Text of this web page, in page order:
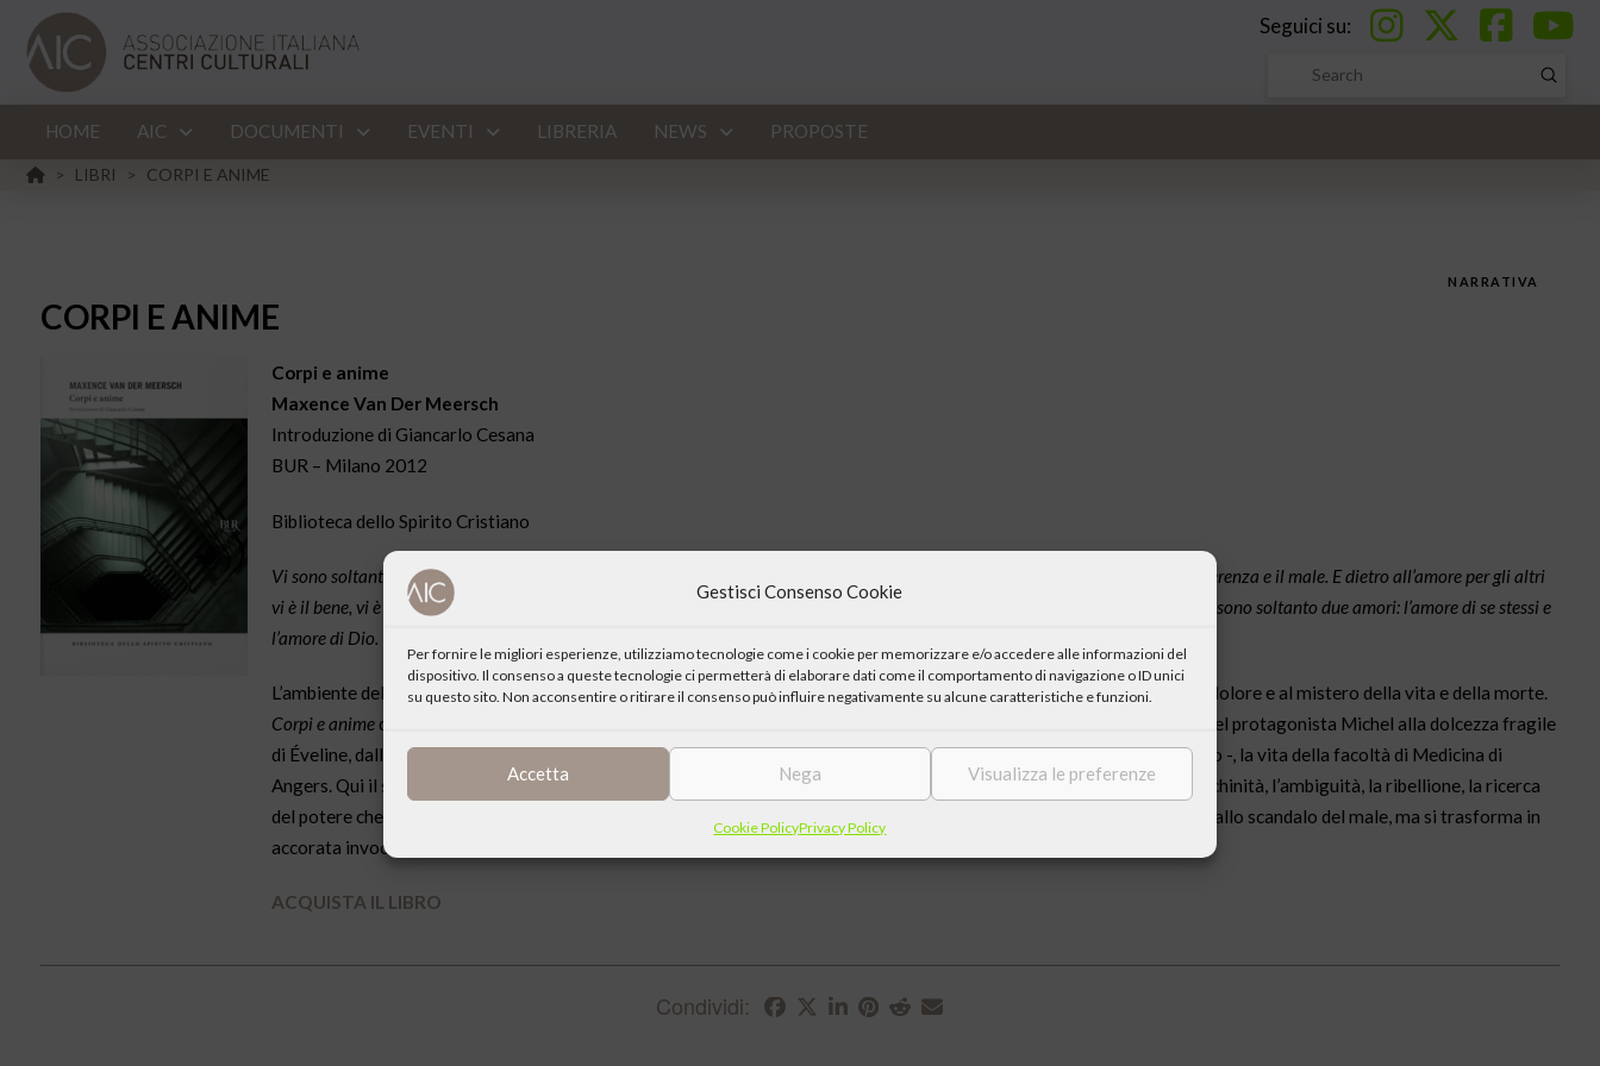
Gestisci Consenso Cookie
Per fornire le migliori esperienze, utilizziamo tecnologie come i cookie per memorizzare e/o accedere alle informazioni del
dispositivo. Il consenso a queste tecnologie ci permetterà di elaborare dati come il comportamento di navigazione o ID unici
su questo sito. Non acconsentire o ritirare il consenso può influire negativamente su alcune caratteristiche e funzioni.
Accetta Nega Visualizza le preferenze
Cookie PolicyPrivacy Policy
Seguici su:
Search
Submit
HOME AIC DOCUMENTI EVENTI LIBRERIA NEWS PROPOSTE
HOME
> LIBRI > CORPI E ANIME
NARRATIVA
CORPI E ANIME
Corpi e anime
Maxence Van Der Meersch
Introduzione di Giancarlo Cesana
BUR – Milano 2012
Biblioteca dello Spirito Cristiano
Vi sono soltanto due amori: l’amore di se stessi e l’amore per le altre creature viventi. E dietro all’amore di se stessi vi sono la sofferenza e il male. E dietro all’amore per gli altri
vi è il bene, vi è Dio. Ogni qualvolta l’uomo ami all’infuori di se stesso, coscientemente o no, egli compie un atto di fede in Dio. Vi sono soltanto due amori: l’amore di se stessi e
l’amore di Dio.
L’ambiente dell’ospedale come pochi altri luoghi, mette a nudo la natura umana dell’uomo posto di fronte alla realtà del dolore e al mistero della vita e della morte.
Corpi e anime descrive con toni di estremo realismo, attraverso l’intrecciarsi di storie diverse – dalla crescita spirituale del protagonista Michel alla dolcezza fragile
di Éveline, dalla crisi di Doutreval per la perdita della figlia Marie ai drammi dei malati che negano la morte fino all’ultimo -, la vita della facoltà di Medicina di
Angers. Qui il succedersi frenetico dei fatti, l’impatto con una realtà che grida il bisogno dell’uomo, svelano tutta la meschinità, l’ambiguità, la ribellione, la ricerca
del potere che spesso guida il cammino degli uomini. L’analisi apparentemente impietosa dell’autore non si arresta però allo scandalo del male, ma si trasforma in
accorata invocazione, in domanda gridata perché il destino dell’uomo, la risposta al suo bisogno, si manifesti.
ACQUISTA IL LIBRO
Condividi: